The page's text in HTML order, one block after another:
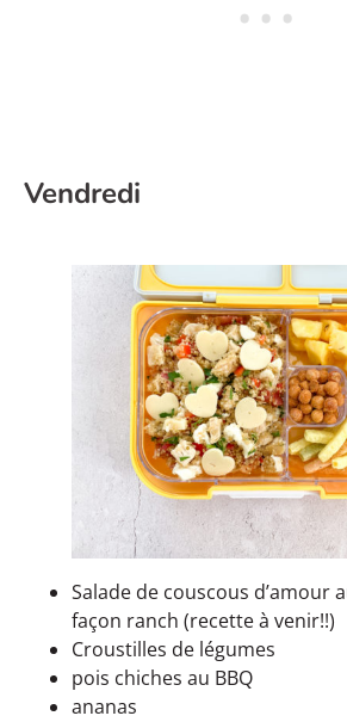
Vendredi
Salade de couscous d’amour
façon ranch (recette à venir!!)
Croustilles de légumes
pois chiches au BBQ
ananas